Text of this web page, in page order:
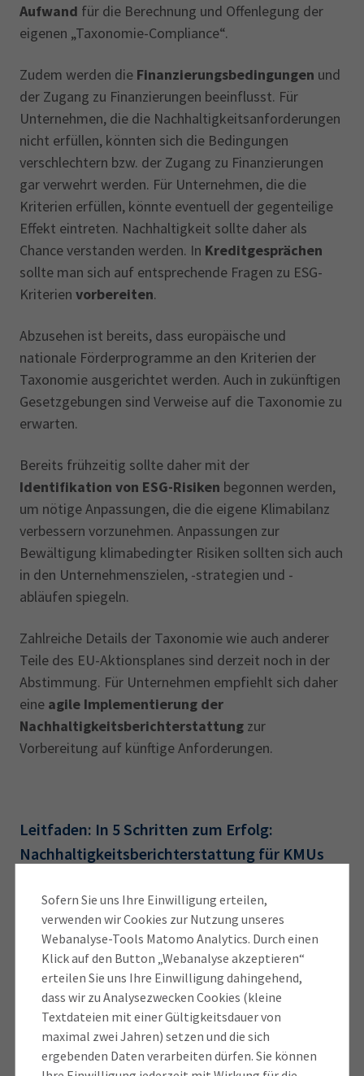
Sofern Sie uns Ihre Einwilligung erteilen,
verwenden wir Cookies zur Nutzung unseres
Webanalyse-Tools Matomo Analytics. Durch einen
Klick auf den Button „Webanalyse akzeptieren“
erteilen Sie uns Ihre Einwilligung dahingehend,
dass wir zu Analysezwecken Cookies (kleine
Textdateien mit einer Gültigkeitsdauer von
maximal zwei Jahren) setzen und die sich
ergebenden Daten verarbeiten dürfen. Sie können
Aufwand für die Berechnung und Offenlegung der
eigenen „Taxonomie-Compliance“.
Zudem werden die Finanzierungsbedingungen und
der Zugang zu Finanzierungen beeinflusst. Für
Unternehmen, die die Nachhaltigkeitsanforderungen
nicht erfüllen, könnten sich die Bedingungen
verschlechtern bzw. der Zugang zu Finanzierungen
gar verwehrt werden. Für Unternehmen, die die
Kriterien erfüllen, könnte eventuell der gegenteilige
Effekt eintreten. Nachhaltigkeit sollte daher als
Chance verstanden werden. In Kreditgesprächen
sollte man sich auf entsprechende Fragen zu ESG-
Kriterien vorbereiten.
Abzusehen ist bereits, dass europäische und
nationale Förderprogramme an den Kriterien der
Taxonomie ausgerichtet werden. Auch in zukünftigen
Gesetzgebungen sind Verweise auf die Taxonomie zu
erwarten.
Bereits frühzeitig sollte daher mit der
Identifikation von ESG-Risiken begonnen werden,
um nötige Anpassungen, die die eigene Klimabilanz
verbessern vorzunehmen. Anpassungen zur
Bewältigung klimabedingter Risiken sollten sich auch
in den Unternehmenszielen, -strategien und -
abläufen spiegeln.
Zahlreiche Details der Taxonomie wie auch anderer
Teile des EU-Aktionsplanes sind derzeit noch in der
Abstimmung. Für Unternehmen empfiehlt sich daher
eine agile Implementierung der
Nachhaltigkeitsberichterstattung zur
Vorbereitung auf künftige Anforderungen.
Leitfaden: In 5 Schritten zum Erfolg:
Nachhaltigkeitsberichterstattung für KMUs
In der Praxis wirft das komplexe Zusammenwirken
der Themen Umwelt, Soziales und
Unternehmensführung (ESG) sowie die Betrachtung
firmenindividueller Nachhaltigkeitsaspekte viele
Fragen auf. Auf Anregung der IHK für München und
Oberbayern ist daher einpraxisorientierter
Leitfadenmit Expertise von der Value Balancing
Alliance (VBA) und Deloitte entstanden.